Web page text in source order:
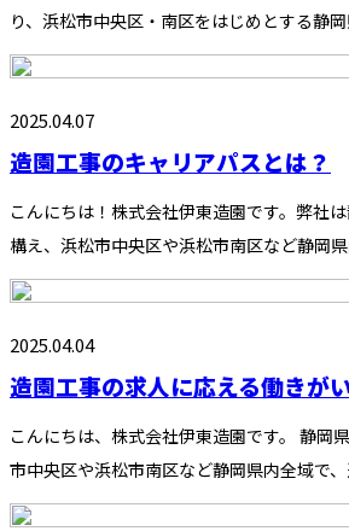
り、浜松市中央区・南区をはじめとする静
2025.04.07
造園工事のキャリアパスとは？
こんにちは！株式会社伊東造園です。弊社
構え、浜松市中央区や浜松市南区など静岡
2025.04.04
造園工事の求人に応える働きが
こんにちは、株式会社伊東造園です。 静岡
市中央区や浜松市南区など静岡県内全域で、